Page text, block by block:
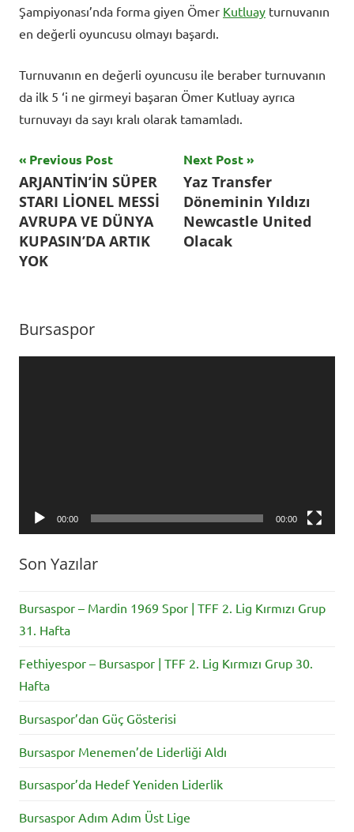
Şampiyonası’nda forma giyen Ömer Kutluay turnuvanın
en değerli oyuncusu olmayı başardı.
Turnuvanın en değerli oyuncusu ile beraber turnuvanın
da ilk 5 ‘i ne girmeyi başaran Ömer Kutluay ayrıca
turnuvayı da sayı kralı olarak tamamladı.
Tagged
with
Altyapı
anadolu
efes,
Basketbol
basketbol
haberleri,
Küçük
Erkekler
Basketbol
Şampiyonası
Yazı
gezinmesi
Previous Post
ARJANTİN’İN SÜPER
STARI LİONEL MESSİ
AVRUPA VE DÜNYA
KUPASIN’DA ARTIK
YOK
Next Post
Yaz Transfer
Döneminin Yıldızı
Newcastle United
Olacak
Bursaspor
00:00 00:00
Son Yazılar
Bursaspor – Mardin 1969 Spor | TFF 2. Lig Kırmızı Grup
31. Hafta
Fethiyespor – Bursaspor | TFF 2. Lig Kırmızı Grup 30.
Hafta
Bursaspor’dan Güç Gösterisi
Bursaspor Menemen’de Liderliği Aldı
Bursaspor’da Hedef Yeniden Liderlik
Bursaspor Adım Adım Üst Lige